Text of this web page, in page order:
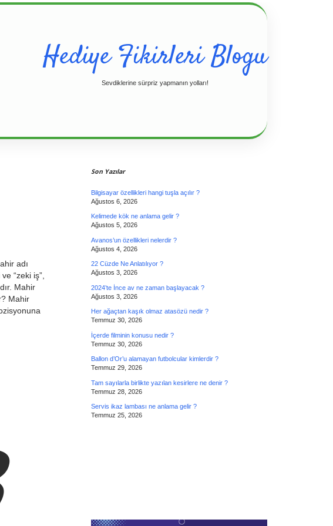
Hediye Fikirleri Blogu
Sevdiklerine sürpriz yapmanın yolları!
adı
“zeki iş”,
Mahir
Mahir
Son Yazılar
Bilgisayar özellikleri hangi tuşla açılır ?
Ağustos 6, 2026
Kelimede kök ne anlama gelir ?
Ağustos 5, 2026
Avanos’un özellikleri nelerdir ?
Ağustos 4, 2026
22 Cüzde Ne Anlatılıyor ?
Ağustos 3, 2026
2024’te İnce av ne zaman başlayacak ?
Ağustos 3, 2026
Her ağaçtan kaşık olmaz atasözü nedir ?
Temmuz 30, 2026
İçerde filminin konusu nedir ?
Temmuz 30, 2026
Ballon d’Or’u alamayan futbolcular kimlerdir ?
Temmuz 29, 2026
Tam sayılarla birlikte yazılan kesirlere ne denir ?
Temmuz 28, 2026
Servis ikaz lambası ne anlama gelir ?
Temmuz 25, 2026